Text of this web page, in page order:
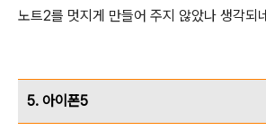
노트2를 멋지게 만들어 주지 않았나 생각되
5. 아이폰5